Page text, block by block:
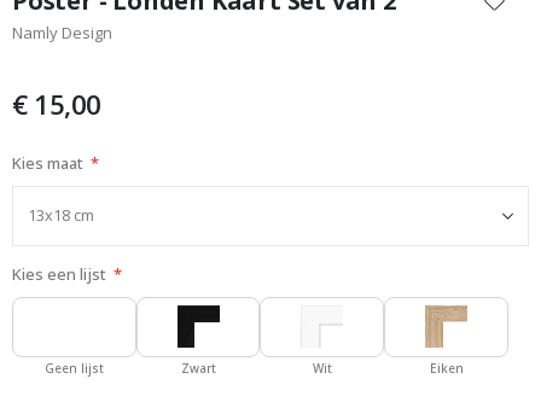
het
begin
afbeeldingen-
Namly Design
€ 15,00
Kies maat
Kies een lijst
Geen lijst Zwart Wit Eiken